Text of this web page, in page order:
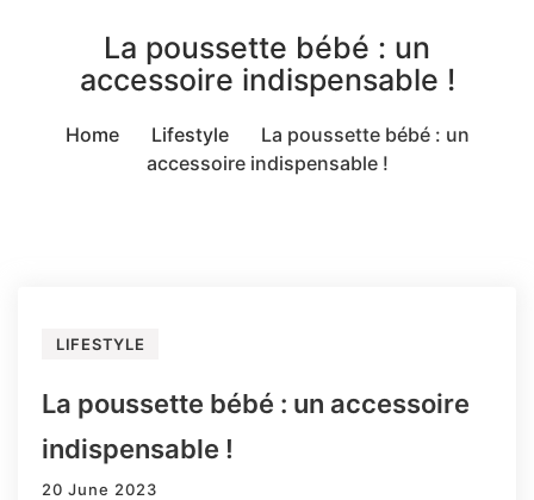
La poussette bébé : un
accessoire indispensable !
Home Lifestyle
La poussette bébé : un
accessoire indispensable !
LIFESTYLE
La poussette bébé : un accessoire
indispensable !
20 June 2023